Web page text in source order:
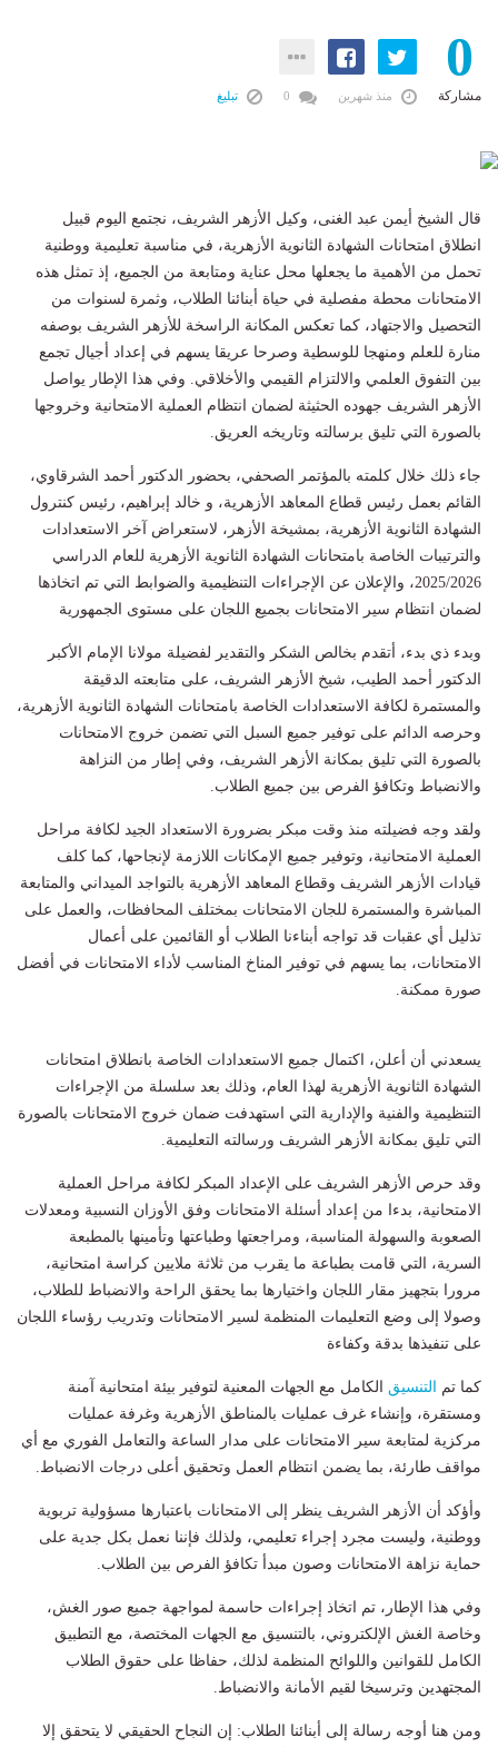
0
مشاركة منذ شهرين تبليغ
قال الشيخ أيمن عبد الغنى، وكيل الأزهر الشريف، نجتمع اليوم قبيل
انطلاق امتحانات الشهادة الثانوية الأزهرية، في مناسبة تعليمية ووطنية
تحمل من الأهمية ما يجعلها محل عناية ومتابعة من الجميع، إذ تمثل هذه
الامتحانات محطة مفصلية في حياة أبنائنا الطلاب، وثمرة لسنوات من
التحصيل والاجتهاد، كما تعكس المكانة الراسخة للأزهر الشريف بوصفه
منارة للعلم ومنهجا للوسطية وصرحا عريقا يسهم في إعداد أجيال تجمع
بين التفوق العلمي والالتزام القيمي والأخلاقي. وفي هذا الإطار يواصل
الأزهر الشريف جهوده الحثيثة لضمان انتظام العملية الامتحانية وخروجها
بالصورة التي تليق برسالته وتاريخه العريق.
جاء ذلك خلال كلمته بالمؤتمر الصحفي، بحضور الدكتور أحمد الشرقاوي،
القائم بعمل رئيس قطاع المعاهد الأزهرية، و خالد إبراهيم، رئيس كنترول
الشهادة الثانوية الأزهرية، بمشيخة الأزهر، لاستعراض آخر الاستعدادات
والترتيبات الخاصة بامتحانات الشهادة الثانوية الأزهرية للعام الدراسي
2025/2026، والإعلان عن الإجراءات التنظيمية والضوابط التي تم اتخاذها
لضمان انتظام سير الامتحانات بجميع اللجان على مستوى الجمهورية
وبدء ذي بدء، أتقدم بخالص الشكر والتقدير لفضيلة مولانا الإمام الأكبر
الدكتور أحمد الطيب، شيخ الأزهر الشريف، على متابعته الدقيقة
والمستمرة لكافة الاستعدادات الخاصة بامتحانات الشهادة الثانوية الأزهرية،
وحرصه الدائم على توفير جميع السبل التي تضمن خروج الامتحانات
بالصورة التي تليق بمكانة الأزهر الشريف، وفي إطار من النزاهة
والانضباط وتكافؤ الفرص بين جميع الطلاب.
ولقد وجه فضيلته منذ وقت مبكر بضرورة الاستعداد الجيد لكافة مراحل
العملية الامتحانية، وتوفير جميع الإمكانات اللازمة لإنجاحها، كما كلف
قيادات الأزهر الشريف وقطاع المعاهد الأزهرية بالتواجد الميداني والمتابعة
المباشرة والمستمرة للجان الامتحانات بمختلف المحافظات، والعمل على
تذليل أي عقبات قد تواجه أبناءنا الطلاب أو القائمين على أعمال
الامتحانات، بما يسهم في توفير المناخ المناسب لأداء الامتحانات في أفضل
صورة ممكنة.
يسعدني أن أعلن، اكتمال جميع الاستعدادات الخاصة بانطلاق امتحانات
الشهادة الثانوية الأزهرية لهذا العام، وذلك بعد سلسلة من الإجراءات
التنظيمية والفنية والإدارية التي استهدفت ضمان خروج الامتحانات بالصورة
التي تليق بمكانة الأزهر الشريف ورسالته التعليمية.
وقد حرص الأزهر الشريف على الإعداد المبكر لكافة مراحل العملية
الامتحانية، بدءا من إعداد أسئلة الامتحانات وفق الأوزان النسبية ومعدلات
الصعوبة والسهولة المناسبة، ومراجعتها وطباعتها وتأمينها بالمطبعة
السرية، التي قامت بطباعة ما يقرب من ثلاثة ملايين كراسة امتحانية،
مرورا بتجهيز مقار اللجان واختيارها بما يحقق الراحة والانضباط للطلاب،
وصولا إلى وضع التعليمات المنظمة لسير الامتحانات وتدريب رؤساء اللجان
على تنفيذها بدقة وكفاءة
كما تم التنسيق الكامل مع الجهات المعنية لتوفير بيئة امتحانية آمنة
ومستقرة، وإنشاء غرف عمليات بالمناطق الأزهرية وغرفة عمليات
مركزية لمتابعة سير الامتحانات على مدار الساعة والتعامل الفوري مع أي
مواقف طارئة، بما يضمن انتظام العمل وتحقيق أعلى درجات الانضباط.
وأؤكد أن الأزهر الشريف ينظر إلى الامتحانات باعتبارها مسؤولية تربوية
ووطنية، وليست مجرد إجراء تعليمي، ولذلك فإننا نعمل بكل جدية على
حماية نزاهة الامتحانات وصون مبدأ تكافؤ الفرص بين الطلاب.
وفي هذا الإطار، تم اتخاذ إجراءات حاسمة لمواجهة جميع صور الغش،
وخاصة الغش الإلكتروني، بالتنسيق مع الجهات المختصة، مع التطبيق
الكامل للقوانين واللوائح المنظمة لذلك، حفاظا على حقوق الطلاب
المجتهدين وترسيخا لقيم الأمانة والانضباط.
ومن هنا أوجه رسالة إلى أبنائنا الطلاب: إن النجاح الحقيقي لا يتحقق إلا